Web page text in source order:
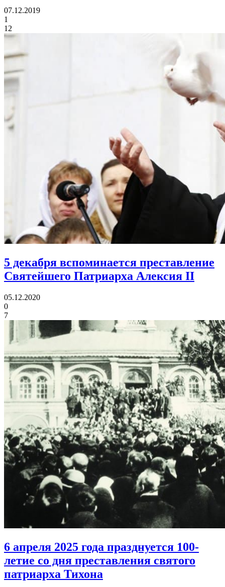
07.12.2019
1
12
5 декабря вспоминается преставление
Святейшего Патриарха Алексия II
05.12.2020
0
7
6 апреля 2025 года празднуется 100-
летие со дня преставления святого
патриарха Тихона